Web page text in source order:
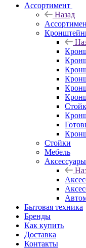
Ассортимент
Назад
Стойки
Мебель
Бытовая техника
Бренды
Как купить
Доставка
Контакты